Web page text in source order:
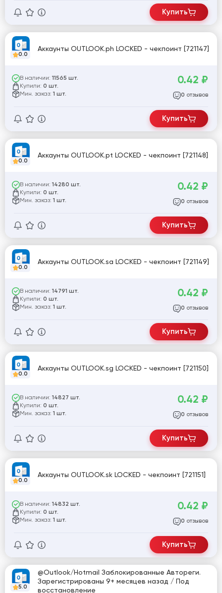
Купить
0.0
Аккаунты OUTLOOK.ph LOCKED - чекпоинт [721147]
В наличии: 11565 шт.
Купили: 0 шт.
Мин. заказ: 1 шт.
0.42 ₽
0 отзывов
Купить
0.0
Аккаунты OUTLOOK.pt LOCKED - чекпоинт [721148]
В наличии: 14280 шт.
Купили: 0 шт.
Мин. заказ: 1 шт.
0.42 ₽
0 отзывов
Купить
0.0
Аккаунты OUTLOOK.sa LOCKED - чекпоинт [721149]
В наличии: 14791 шт.
Купили: 0 шт.
Мин. заказ: 1 шт.
0.42 ₽
0 отзывов
Купить
0.0
Аккаунты OUTLOOK.sg LOCKED - чекпоинт [721150]
В наличии: 14827 шт.
Купили: 0 шт.
Мин. заказ: 1 шт.
0.42 ₽
0 отзывов
Купить
0.0
Аккаунты OUTLOOK.sk LOCKED - чекпоинт [721151]
В наличии: 14832 шт.
Купили: 0 шт.
Мин. заказ: 1 шт.
0.42 ₽
0 отзывов
Купить
5.0
@Outlook/Hotmail Заблокированные Автореги.
Зарегистрированы 9+ месяцев назад / Под
восстановление